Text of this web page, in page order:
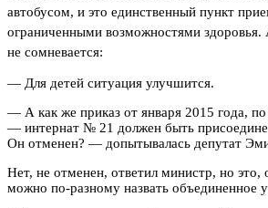
автобусом, и это единственный пункт
ограниченными возможностями здоровья.
не сомневается:
— Для детей ситуация улучшится.
— А как же приказ от января 2015 года,
— интернат № 21 должен быть
Он отменен? — допытывалась депутат
Нет, не отменен, ответил министр, но это,
можно по-разному назвать объединенное